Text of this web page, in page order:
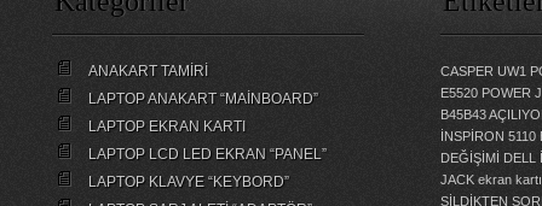
ANAKART TAMİRİ
LAPTOP ANAKART “MAİNBOARD”
LAPTOP EKRAN KARTI
LAPTOP LCD LED EKRAN “PANEL”
LAPTOP KLAVYE “KEYBORD”
CASPER UW1
E5520 POWER
B45B43
İNSPİRON
DEĞİŞİMİ
DELL
JACK ekran
SİLDİKTEN